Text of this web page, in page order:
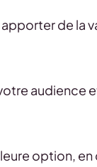
de la
audience
option,